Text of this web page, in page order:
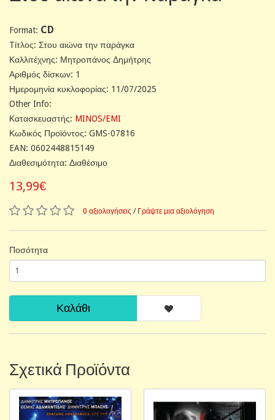
Format: CD
Tίτλος: Στου αιώνα την παράγκα
Καλλιτέχνης: Μητροπάνος Δημήτρης
Αριθμός δίσκων: 1
Ημερομηνία κυκλοφορίας: 11/07/2025
Other Info:
Κατασκευαστής: MINOS/EMI
Κωδικός Προϊόντος: GMS-07816
EAN: 0602448815149
Διαθεσιμότητα: Διαθέσιμο
13,99€
0 αξιολογήσεις / Γράψτε μια αξιολόγηση
Ποσότητα
Καλάθι
Σχετικά Προϊόντα